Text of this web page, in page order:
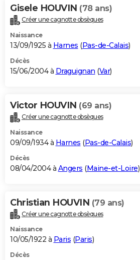
Gisele HOUVIN (78 ans)
Créer une cagnotte obsèques
Naissance
13/09/1925 à Harnes (Pas-de-Calais)
Décès
15/06/2004 à Draguignan (Var)
Victor HOUVIN (69 ans)
Créer une cagnotte obsèques
Naissance
09/09/1934 à Harnes (Pas-de-Calais)
Décès
08/04/2004 à Angers (Maine-et-Loire)
Christian HOUVIN (79 ans)
Créer une cagnotte obsèques
Naissance
10/05/1922 à Paris (Paris)
Décès